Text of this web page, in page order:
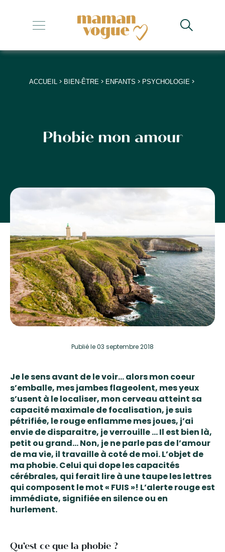
+
+
+
+
ACCUEIL> BIEN-ÊTRE> ENFANTS > PSYCHOLOGIE>
Phobie mon amour
Publiéle 03 septembre 2018
Je le sens avant de le voir… alors mon coeur
s’emballe, mes jambes flageolent, mes yeux
s’usent à le localiser, mon cerveau atteint sa
capacité maximale de focalisation, je suis
pétrifiée, le rouge enflamme mes joues, j’ai
envie de disparaitre, je verrouille … Il est bien là,
petit ou grand… Non, je ne parle pas de l’amour
de ma vie, il travaille à coté de moi. L’objet de
ma phobie. Celui qui dope les capacités
cérébrales, qui ferait lire à une taupe les lettres
qui composent le mot « FUIS »! L’alerte rouge est
immédiate, signifiée en silence ou en
hurlement.
Qu’est ce que la phobie ?